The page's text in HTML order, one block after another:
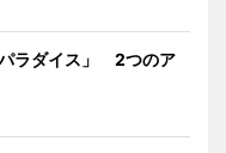
ラダイス」 2つのア